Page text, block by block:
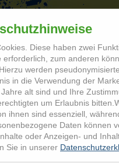
Diese haben zwei
zum anderen
werden
in die Verwendung der
alt sind und Ihre
um Erlaubnis bitten.
ihnen sind essenziell,
Daten können
oder Anzeigen- und
Sie in unserer
STARTSEITE
Abschlussveranstaltungen